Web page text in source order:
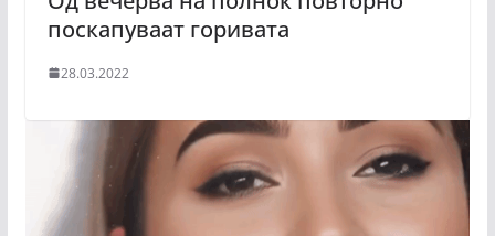
поскапуваат горивата
28.03.2022